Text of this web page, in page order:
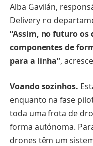
Alba Gavilán,
Delivery no
“Assim, no futuro
componentes de
para a linha”,
Voando sozinhos.
enquanto na fase
toda uma frota de
forma autónoma.
drones têm um